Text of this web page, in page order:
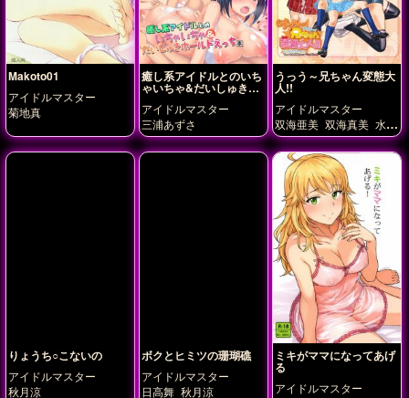
Makoto01
アイドルマスター
菊地真
癒し系アイドルとのいち
ゃいちゃ&だいしゅきホ
ールドえっち本
アイドルマスター
三浦あずさ
うっう～兄ちゃん変態大
人!!
アイドルマスター
双海亜美 双海真美 水瀬
伊織 高槻やよい
りょうち○こないの
アイドルマスター
秋月涼
ボクとヒミツの珊瑚礁
アイドルマスター
日高舞 秋月涼
ミキがママになってあげ
る
アイドルマスター